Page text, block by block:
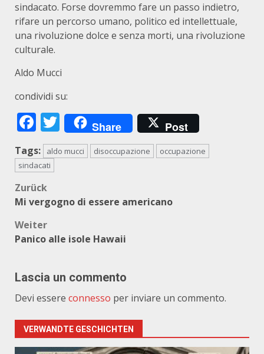
sindacato. Forse dovremmo fare un passo indietro,
rifare un percorso umano, politico ed intellettuale,
una rivoluzione dolce e senza morti, una rivoluzione
culturale.
Aldo Mucci
condividi su:
Facebook
Twitter
Share Post
Tags: aldo mucci disoccupazione
occupazione
sindacati
Beitragsnavigation
Zurück
Mi vergogno di essere americano
Weiter
Panico alle isole Hawaii
Lascia un commento
Devi essere connesso per inviare un commento.
VERWANDTE GESCHICHTEN